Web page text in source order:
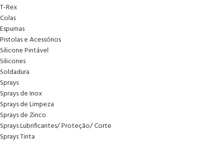
T-Rex
Colas
Espumas
Pistolas e Acessórios
Silicone Pintável
Silicones
Soldadura
Sprays
Sprays de Inox
Sprays de Limpeza
Sprays de Zinco
Sprays Lubrificantes/ Proteção/ Corte
Sprays Tinta